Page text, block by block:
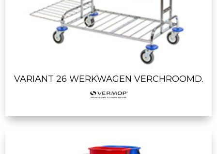
VARIANT 26 WERKWAGEN VERCHROOMD.